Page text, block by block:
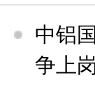
中铝
争上